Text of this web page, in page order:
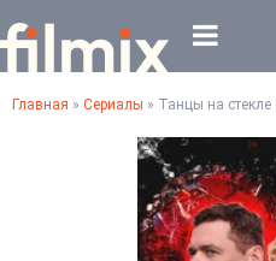
Главная » Сериалы » Танцы на стекле